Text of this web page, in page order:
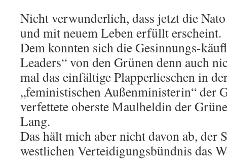
Nicht verwunderlich, dass jetzt die
und mit neuem Leben erfüllt erscheint.
Dem konnten sich die Gesinnungs-
Leaders“ von den Grünen denn auch
mal das einfältige Plapperlieschen in
„feministischen Außenministerin“ der
verfettete oberste Maulheldin der
Lang.
Das hält mich aber nicht davon ab, der
westlichen Verteidigungsbündnis das